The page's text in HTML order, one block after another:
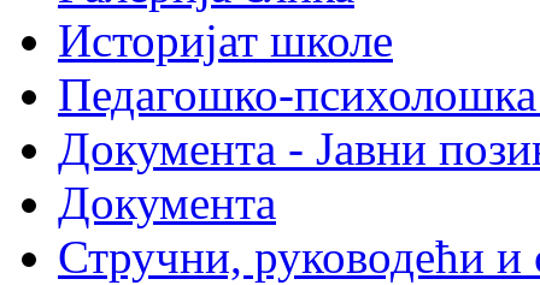
Историјат школе
Педагошко-психолошка
Документа - Јавни
Документа
Стручни, руководећи и